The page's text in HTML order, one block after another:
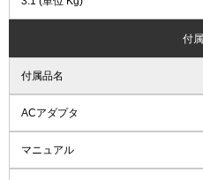
付
付属品名
ACアダプタ
マニュアル